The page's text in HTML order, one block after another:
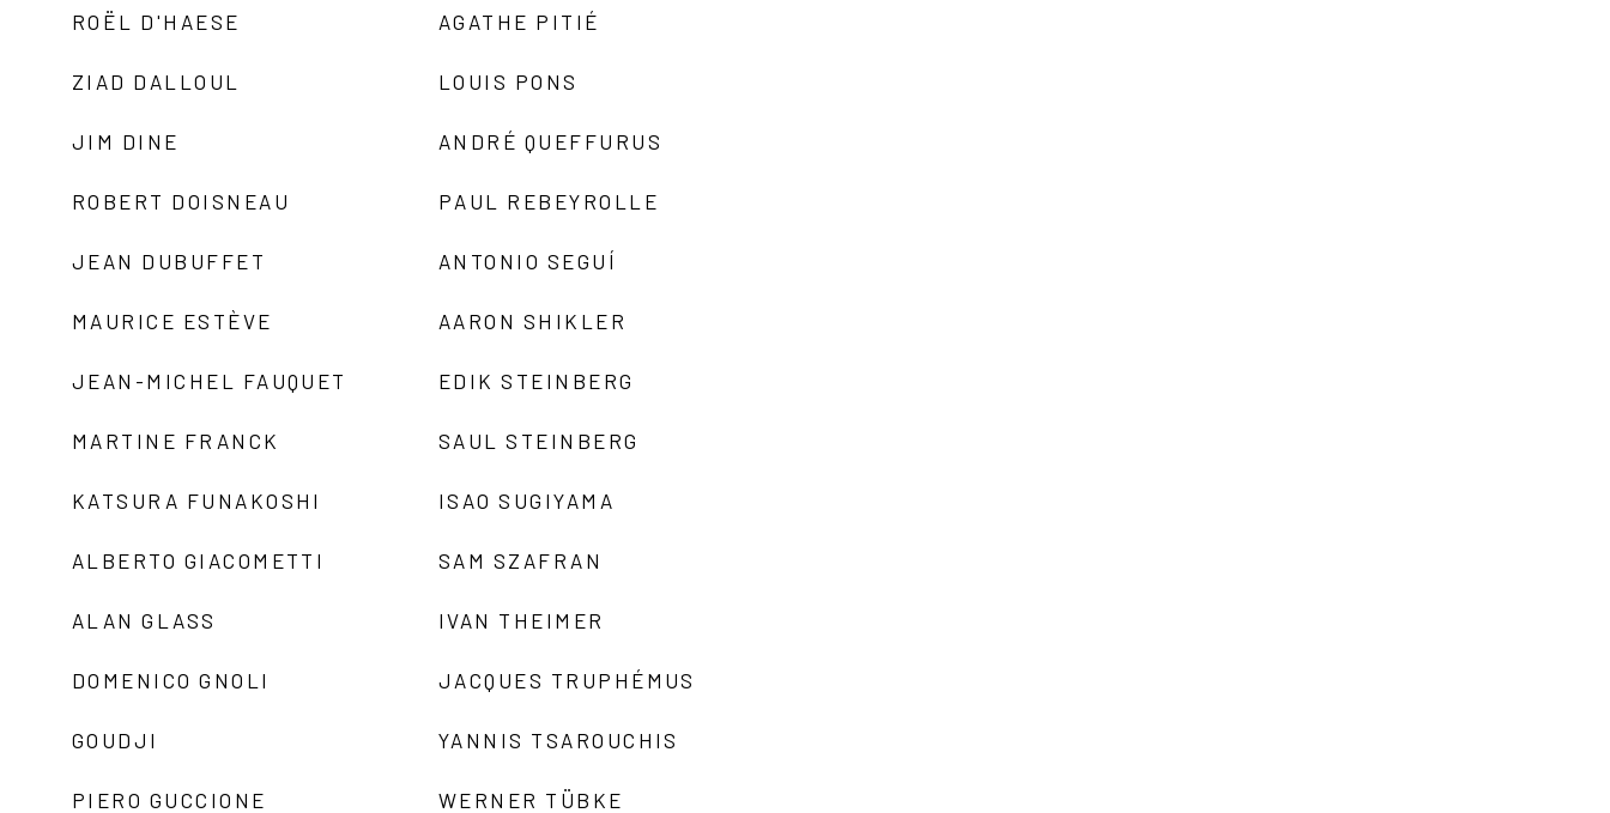
ROËL D'HAESE
ZIAD DALLOUL
JIM DINE
ROBERT DOISNEAU
JEAN DUBUFFET
MAURICE ESTÈVE
JEAN-MICHEL FAUQUET
MARTINE FRANCK
KATSURA FUNAKOSHI
ALBERTO GIACOMETTI
ALAN GLASS
DOMENICO GNOLI
GOUDJI
PIERO GUCCIONE
AGATHE PITIÉ
LOUIS PONS
ANDRÉ QUEFFURUS
PAUL REBEYROLLE
ANTONIO SEGUÍ
AARON SHIKLER
EDIK STEINBERG
SAUL STEINBERG
ISAO SUGIYAMA
SAM SZAFRAN
IVAN THEIMER
JACQUES TRUPHÉMUS
YANNIS TSAROUCHIS
WERNER TÜBKE